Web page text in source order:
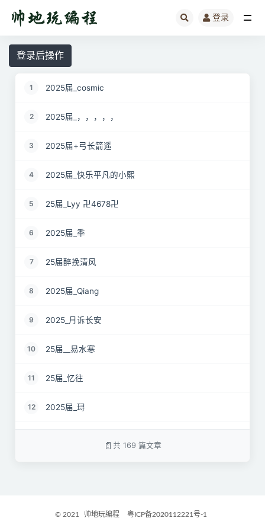
登录
登录后操作
1 2025届_cosmic
2 2025届_，，，，，
3 2025届+弓长箭遥
4 2025届_快乐平凡的小熙
5 25届_Lyy 卍4678卍
6 2025届_秊
7 25届醉挽清风
8 2025届_Qiang
9 2025_月诉长安
10 25届__易水寒
11 25届_忆往
12 2025届_𬍤
共 169 篇文章
© 2021 帅地玩编程 粤ICP备2020112221号-1